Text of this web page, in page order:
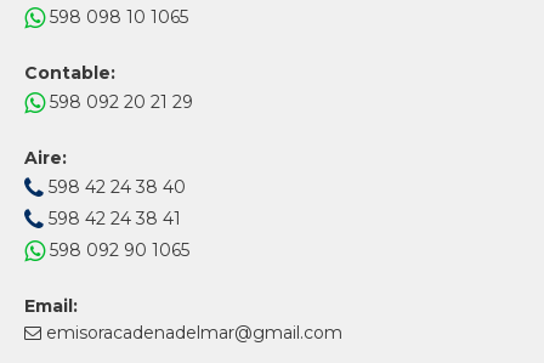
598 098 10 1065
Contable:
598 092 20 21 29
Aire:
598 42 24 38 40
598 42 24 38 41
598 092 90 1065
Email:
emisoracadenadelmar@gmail.com